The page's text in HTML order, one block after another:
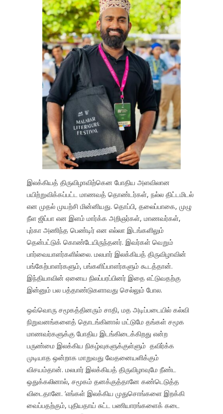
இலக்கியத் திருவிழாவிற்கென போதிய அளவிலான
பயிற்றுவிக்கப்பட்ட மாணவத் தொண்டர்கள், நல்ல திட்டமிடல்
என முதல் முயற்சி மின்னியது. தொப்பி, தலைப்பாகை, முழு
நீள ஜிப்பா என இளம் மார்க்க அறிஞர்கள், மாணவர்கள்,
புர்கா அணிந்த பெண்டிர் என எல்லா இடங்களிலும்
தென்பட்டுக் கொண்டேயிருந்தனர். இவர்கள் வெறும்
பார்வையாளர்களில்லை. மலபார் இலக்கியத் திருவிழாவின்
பங்கேற்பாளர்களும், பங்களிப்பாளர்களும் கூடத்தான்.
இந்தியாவின் ஏனைய நிலப்பரப்பினர் இதை எட்டுவதற்கு
இன்னும் பல பத்தாண்டுகளாவது செல்லும் போல.
ஒவ்வொரு சமூகத்தினரும் சாதி, மத அடிப்படையில் கல்வி
நிறுவனங்களைத் தொடங்கினால் மட்டுமே தங்கள் சமூக
மாணவர்களுக்கு போதிய இடங்கிடைக்கிறது என்ற
பருண்மை இலக்கிய நிகழ்வுகளுக்குள்ளும் தவிர்க்க
முடியாத ஒன்றாக மாறுவது வேதனையளிக்கும்
விசயம்தான். மலபார் இலக்கியத் திருவிழாவுமே நீண்ட
ஒதுக்கலினால், சமூகம் தனக்குத்தானே கண்டெடுத்த
விடைதானே. ‘எங்கள் இலக்கிய முதுசொங்களை இறக்கி
வைப்பதற்கும், புதியதாய் சுட்ட பணியாரங்களைக் கடை